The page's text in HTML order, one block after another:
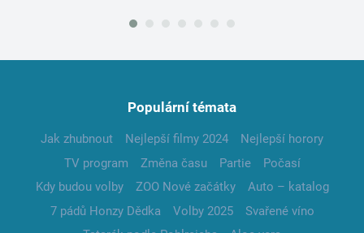
Populární témata
Jak zhubnout Nejlepší filmy 2024
Nejlepší horory
TV program
Změna času Partie
Počasí
Kdy budou volby
ZOO Nové začátky
Auto – katalog
7 pádů Honzy Dědka
Volby 2025
Svařené víno